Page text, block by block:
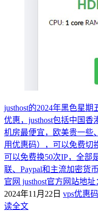
justhost的2024年黑色星
优惠，justhost包括中国
机房最便宜，欧美贵一些
用优惠码），可以免费切
可以免费换50次IP，全部
联、Paypal和主流加密货
官网 justhost官方网站地址
2024年11月22日 vps优惠码
读全文